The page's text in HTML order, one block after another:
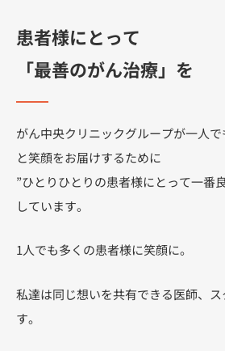
患者様にとって
「最善のがん治療」を
がん中央クリニックグループが一人
と笑顔をお届けするために
”ひとりひとりの患者様にとって一番
しています。
1人でも多くの患者様に笑顔に。
私達は同じ想いを共有できる医師、
す。